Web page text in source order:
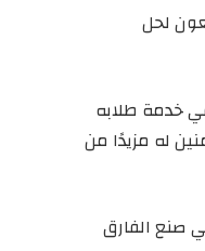
لحل
خدمة طلابه
له مزيدًا من
صنع الفارق